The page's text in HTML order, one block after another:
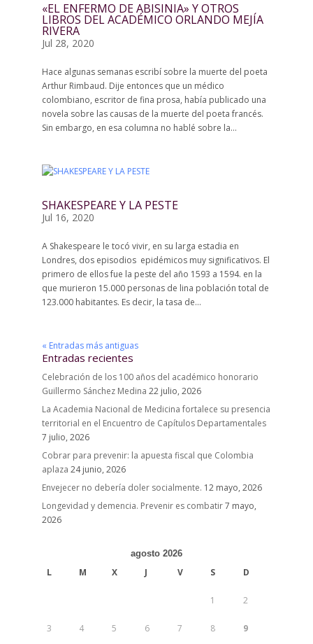
«EL ENFERMO DE ABISINIA» Y OTROS
LIBROS DEL ACADÉMICO ORLANDO MEJÍA
RIVERA
Jul 28, 2020
Hace algunas semanas escribí sobre la muerte del poeta
Arthur Rimbaud. Dije entonces que un médico
colombiano, escritor de fina prosa, había publicado una
novela sobre las causas de la muerte del poeta francés.
Sin embargo, en esa columna no hablé sobre la...
SHAKESPEARE Y LA PESTE
Jul 16, 2020
A Shakespeare le tocó vivir, en su larga estadia en
Londres, dos episodios epidémicos muy significativos. El
primero de ellos fue la peste del año 1593 a 1594. en la
que murieron 15.000 personas de lina población total de
123.000 habitantes. Es decir, la tasa de...
« Entradas más antiguas
Entradas recientes
Celebración de los 100 años del académico honorario
Guillermo Sánchez Medina 22 julio, 2026
La Academia Nacional de Medicina fortalece su presencia
territorial en el Encuentro de Capítulos Departamentales
7 julio, 2026
Cobrar para prevenir: la apuesta fiscal que Colombia
aplaza 24 junio, 2026
Envejecer no debería doler socialmente. 12 mayo, 2026
Longevidad y demencia. Prevenir es combatir7 mayo,
2026
agosto 2026
L M X J V S D
1 2
3 4 5 6 7 8 9